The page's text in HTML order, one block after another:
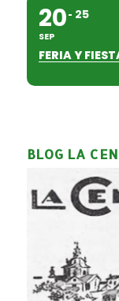
20
SEP
25
FERIA Y
BLOG LA